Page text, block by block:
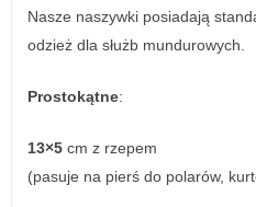
Nasze naszywki posiadają
odzież dla służb mundurowych.
Prostokątne:
13×5 cm z rzepem
(pasuje na pierś do polarów,